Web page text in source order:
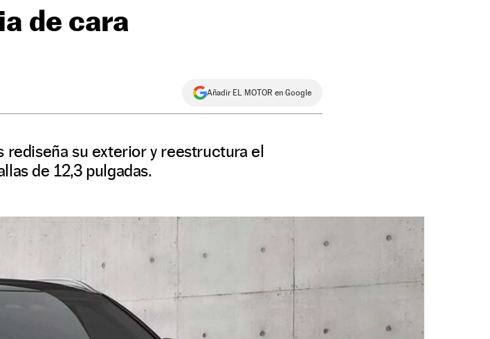
de cara
Añadir EL MOTOR en Google
rediseña su exterior y reestructura el
de 12,3 pulgadas.